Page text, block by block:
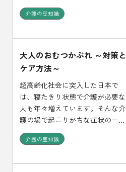
とってたいへんですが、発想を転
換し、いっしょに食事を楽しもう
してみませんか。
介護の豆知識
大人のおむつかぶれ ～対策と
ケア方法～
超高齢化社会に突入した日本で
は、寝たきり状態で介護が必要な
人も年々増えています。そんな介
護の場で起こりがちな症状の一つ
として、大人用紙おむつによる
「おむつかぶれ」が挙げられま
った高齢者介護の必需品である大
介護の豆知識